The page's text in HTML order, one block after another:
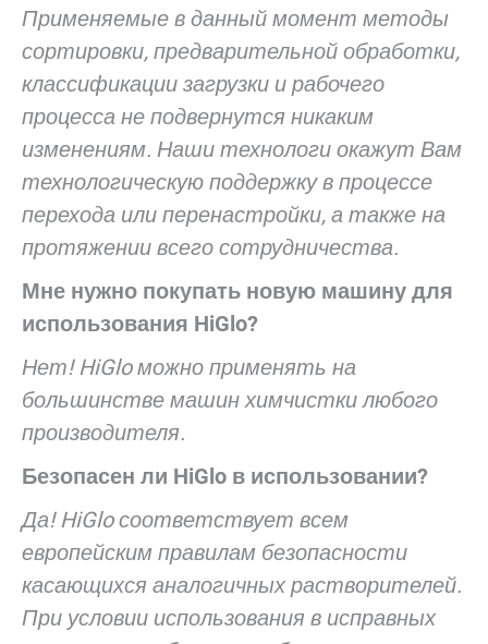
Применяемые в данный момент методы
сортировки, предварительной обработки,
классификации загрузки и рабочего
процесса не подвернутся никаким
изменениям. Наши технологи окажут Вам
технологическую поддержку в процессе
перехода или перенастройки, а также на
протяжении всего сотрудничества.
Мне нужно покупать новую машину для
использования HiGlo?
Нет! HiGlo можно применять на
большинстве машин химчистки любого
производителя.
Безопасен ли HiGlo в использовании?
Да! HiGlo соответствует всем
европейским правилам безопасности
касающихся аналогичных растворителей.
При условии использования в исправных